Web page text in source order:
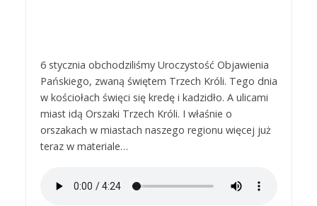
6 stycznia obchodziliśmy Uroczystość Objawienia
Pańskiego, zwaną świętem Trzech Króli. Tego dnia
w kościołach święci się kredę i kadzidło. A ulicami
miast idą Orszaki Trzech Króli. I właśnie o
orszakach w miastach naszego regionu więcej już
teraz w materiale…